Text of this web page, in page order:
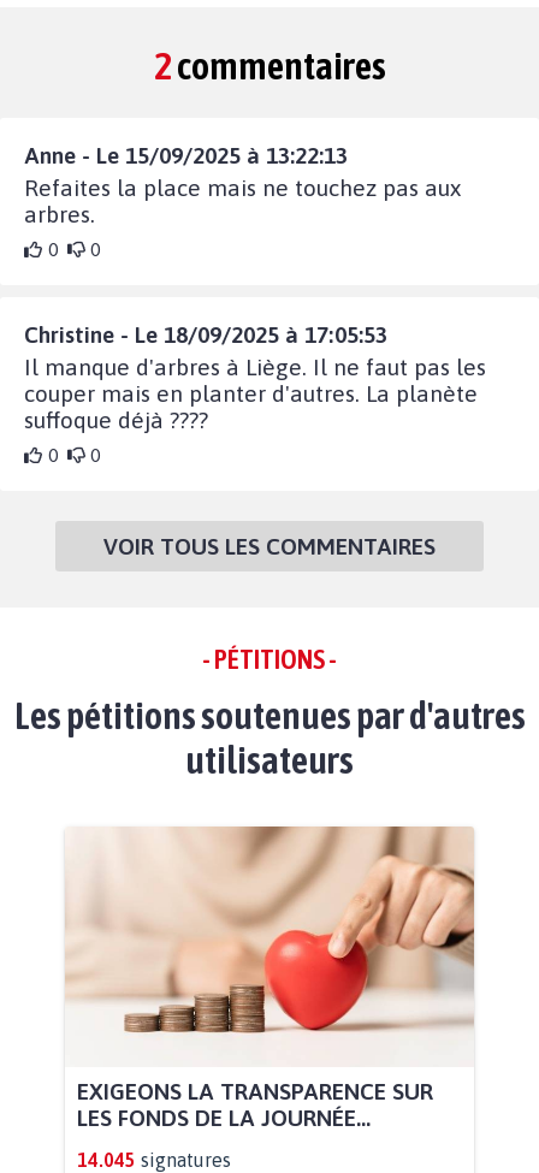
2commentaires
Anne - Le 15/09/2025 à 13:22:13
Refaites la place mais ne touchez pas aux
arbres.
0 0
Christine - Le 18/09/2025 à 17:05:53
Il manque d'arbres à Liège. Il ne faut pas les
couper mais en planter d'autres. La planète
suffoque déjà ????
0 0
VOIR TOUS LES COMMENTAIRES
- PÉTITIONS -
Les pétitions soutenues par d'autres
utilisateurs
EXIGEONS LA TRANSPARENCE SUR
LES FONDS DE LA JOURNÉE...
14.045 signatures